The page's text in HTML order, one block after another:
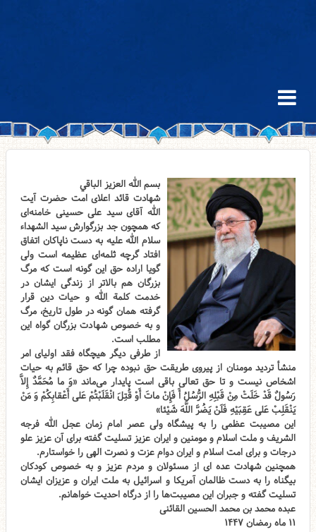
بسم الله العزیز الباقي
شهادت قائد اعلای امت حضرت آیت
الله آقای سید علی حسینی خامنه‌ای
که همچون جد بزرگوارش سید الشهداء
سلام الله علیه به دست ناپاکان اتفاق
افتاد گرچه ثلمه‌ای عظیمه است ولی
گویا اراده حق این گونه است که مرگ
بزرگان هم بالاتر از زندگی ایشان در
خدمت کلمة الله و حیات دین قرار
گرفته همان گونه در طول تاریخ، مرگ
و به خصوص شهادت بزرگان گواه این
مطلب است.
از طرفی دیگر هیچگاه فقد اولیای امر
منشأ تردید مومنان از پیروی طریقت حق نبوده چرا که حق قائم به حیات
اشخاص نیست و تا حق تعالی باقی است پایدار می‌ماند «وَ ما مُحَمَّدٌ إِلاَّ
رَسُولٌ قَدْ خَلَتْ مِنْ قَبْلِهِ الرُّسُلُ أَ فَإِنْ ماتَ أَوْ قُتِلَ انْقَلَبْتُمْ عَلى‌ أَعْقابِكُمْ وَ مَنْ
يَنْقَلِبْ عَلى‌ عَقِبَيْهِ فَلَنْ يَضُرَّ اللَّهَ شَيْئا»
این مصیبت عظمی را به پیشگاه ولی عصر امام زمان عجل الله فرجه
الشریف و ملت اسلام و مومنین و ایران عزیز تسلیت گفته برای آن عزیز علو
درجات و برای امت اسلام و ایران دوام عزت و نصرت الهی را خواستارم.
همچنین شهادت عده ای از مسئولان و مردم عزیز و به خصوص کودکان
بیگناه را به دست ظالمان آمریکا و اسرائیل به ملت ایران و عزیزان ایشان
تسلیت گفته و جبران این مصیبت‌ها را از درگاه احدیت خواهانم.
عبده محمد بن محمد الحسین القائنی
۱۱ ماه رمضان ۱۴۴۷